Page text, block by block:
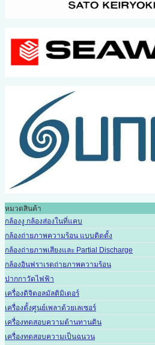
หมวดสินค้า
กล้องงู กล้องส่องในที่แคบ
กล้องถ่ายภาพความร้อน แบบติดตั้ง
กล้องถ่ายภาพเสียงและ Partial Discharge
กล้องอินฟราเรดถ่ายภาพความร้อน
ปากกาวัดไฟฟ้า
เครื่องดิจิตอลมัลติมิเตอร์
เครื่องตั้งศูนย์เพลาด้วยเลเซอร์
เครื่องทดสอบความต้านทานดิน
เครื่องทดสอบความเป็นฉนวน